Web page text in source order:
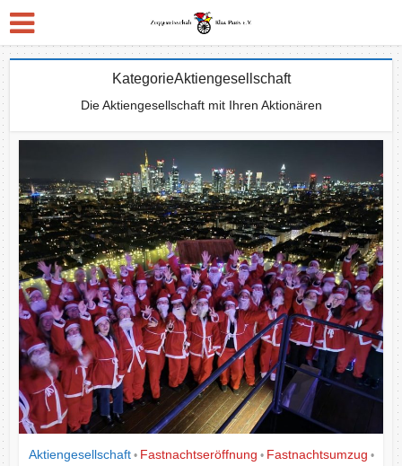
KategorieAktiengesellschaft
Die Aktiengesellschaft mit Ihren Aktionären
Aktiengesellschaft • Fastnachtseröffnung • Fastnachtsumzug •